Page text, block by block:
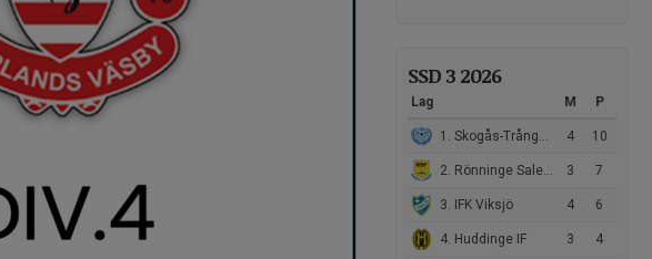
SSD 3 2026
Lag M P
1. Skogås-Trångsunds FF 4 10
2. Rönninge Salem Fotboll 3 7
3. IFK Viksjö 4 6
4. Huddinge IF 3 4